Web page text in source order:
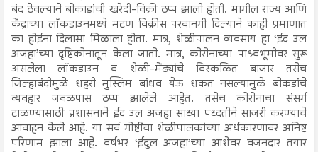
बंद ठेवल्याने बोकाडांची खरेदी-विक्री ठप्प झाली होती. मागील राज्य आणि
केंद्राच्या लॉकडाउनमध्ये मटण विक्रीस परवानगी दिल्याने काही प्रमाणात
का होईना दिलासा मिळाला होता. मात्र, शेळीपालन व्यवसाय हा ‘ईद उल
अजहा’च्या दृष्टिकोनातून केला जातो. मात्र, कोरोनाच्या पाश्र्वभूमीवर सुरू
असलेला लॉकडाउन व शेळी-मेंढ्यांचे विस्कळित बाजार तसेच
जिल्हाबंदीमुळे शहरी मुस्लिम बांधव येऊ शकत नसल्यामुळे बोकडांचे
व्यवहार जवळपास ठप्प झालेले आहेत. तसेच कोरोनाचा संसर्ग
टाळण्यासाठी प्रशासनाने ईद उल अजहा साध्या पध्दतीने साजरी करण्याचे
आवाहन केले आहे. या सर्व गोष्टींचा शेळीपालकांच्या अर्थकारणावर अनिष्ट
परिणाम झाला आहे. वर्षभर ‘ईदुल अजहा’च्या आशेवर वजनदार तयार